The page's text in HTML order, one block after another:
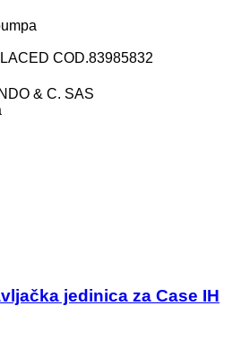
COD.83985832
& C. SAS
jedinica za Case IH